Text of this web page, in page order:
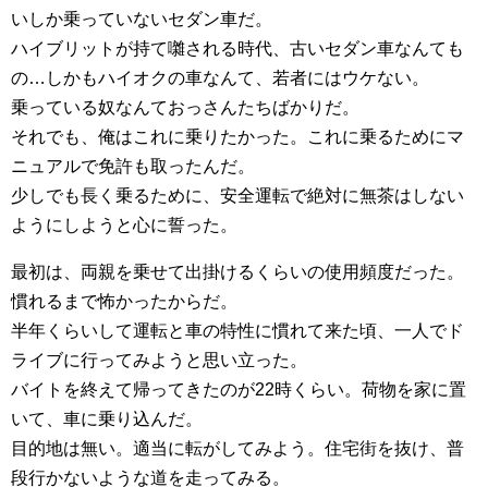
いしか乗っていないセダン車だ。
ハイブリットが持て囃される時代、古いセダン車なんても
の…しかもハイオクの車なんて、若者にはウケない。
乗っている奴なんておっさんたちばかりだ。
それでも、俺はこれに乗りたかった。これに乗るためにマ
ニュアルで免許も取ったんだ。
少しでも長く乗るために、安全運転で絶対に無茶はしない
ようにしようと心に誓った。
最初は、両親を乗せて出掛けるくらいの使用頻度だった。
慣れるまで怖かったからだ。
半年くらいして運転と車の特性に慣れて来た頃、一人でド
ライブに行ってみようと思い立った。
バイトを終えて帰ってきたのが22時くらい。荷物を家に置
いて、車に乗り込んだ。
目的地は無い。適当に転がしてみよう。住宅街を抜け、普
段行かないような道を走ってみる。